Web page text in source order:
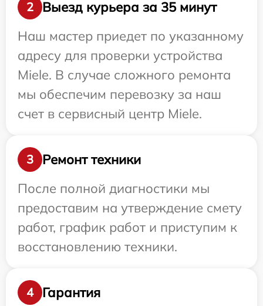
2
Выезд курьера за 35 минут
Наш мастер приедет по указанному
адресу для проверки устройства
Miele. В случае сложного ремонта
мы обеспечим перевозку за наш
счет в сервисный центр Miele.
3
Ремонт техники
После полной диагностики мы
предоставим на утверждение смету
работ, график работ и приступим к
восстановлению техники.
4
Гарантия